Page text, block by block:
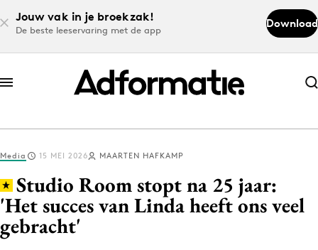
Jouw vak in je broekzak!
De beste leeservaring met de app
Download
Abonneer nu
Abonneer nu
Log in
Volg het laatste nieuws via de Adformatie
Media 15 MEI 2026 MAARTEN HAFKAMP
Studio Room stopt na 25 jaar:
'Het succes van Linda heeft ons veel
gebracht'